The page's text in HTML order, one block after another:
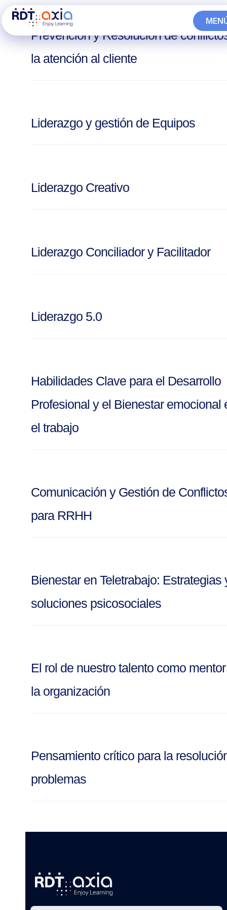
Ir
al
Categoría: Soft Skills
Prevención y Resolución de
la atención al cliente
Liderazgo y gestión de Equipos
Liderazgo Creativo
Liderazgo Conciliador y Facilitador
Liderazgo 5.0
Habilidades Clave para el Desarrollo
Profesional y el Bienestar emocional
el trabajo
Comunicación y Gestión de
para RRHH
Bienestar en Teletrabajo: Estrategias
soluciones psicosociales
El rol de nuestro talento como
la organización
Pensamiento crítico para la
problemas